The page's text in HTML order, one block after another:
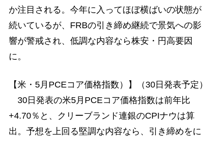
か注目される。今年に入ってほぼ横ばいの状態が
続いているが、FRBの引き締め継続で景気への影
響が警戒され、低調な内容なら株安・円高要因
に。
【米・5月PCEコア価格指数）】（30日発表予定）
30日発表の米5月PCEコア価格指数は前年比
+4.70％と、クリーブランド連銀のCPIナウは算
出。予想を上回る堅調な内容なら、引き締めをに